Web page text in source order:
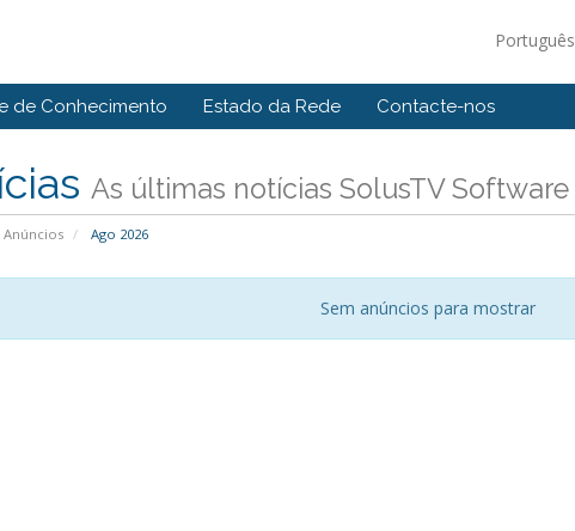
Português
de Conhecimento Estado da Rede Contacte-nos
As últimas notícias SolusTV Software
Anúncios Ago 2026
Sem anúncios para mostrar